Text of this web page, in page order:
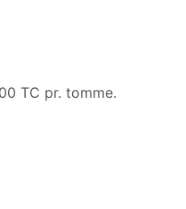
TC pr. tomme.